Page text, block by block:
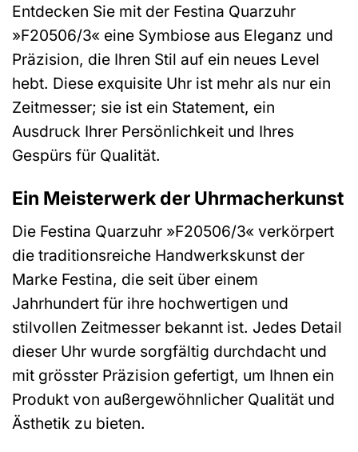
Entdecken Sie mit der Festina Quarzuhr
»F20506/3« eine Symbiose aus Eleganz und
Präzision, die Ihren Stil auf ein neues Level
hebt. Diese exquisite Uhr ist mehr als nur ein
Zeitmesser; sie ist ein Statement, ein
Ausdruck Ihrer Persönlichkeit und Ihres
Gespürs für Qualität.
Ein Meisterwerk der Uhrmacherkunst
Die Festina Quarzuhr »F20506/3« verkörpert
die traditionsreiche Handwerkskunst der
Marke Festina, die seit über einem
Jahrhundert für ihre hochwertigen und
stilvollen Zeitmesser bekannt ist. Jedes Detail
dieser Uhr wurde sorgfältig durchdacht und
mit grösster Präzision gefertigt, um Ihnen ein
Produkt von außergewöhnlicher Qualität und
Ästhetik zu bieten.